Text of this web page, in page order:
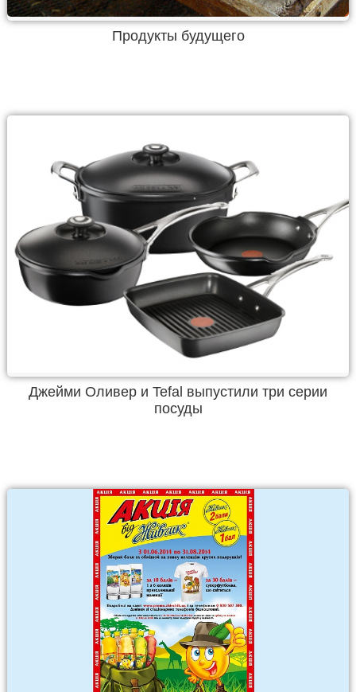
Продукты будущего
Джейми Оливер и Tefal выпустили три серии
посуды